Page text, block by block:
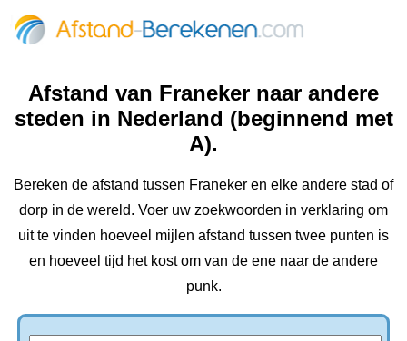
Afstand van Franeker naar andere
steden in Nederland (beginnend met
A).
Bereken de afstand tussen Franeker en elke andere stad of
dorp in de wereld. Voer uw zoekwoorden in verklaring om
uit te vinden hoeveel mijlen afstand tussen twee punten is
en hoeveel tijd het kost om van de ene naar de andere
punk.